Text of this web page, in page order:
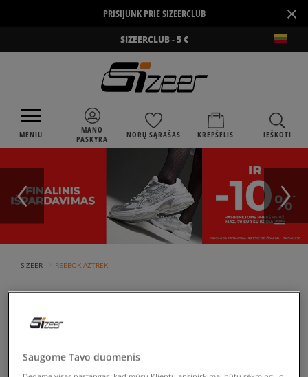
PRISIJUNK PRIE SIZEERCLUB ×
SIZEERCLUB - 5 €
MENIU
MANO
PASKYRA
NORŲ SĄRAŠAS KREPŠELIS IEŠKOTI
SIZEER REEBOK AZTREK
PAGAL ŠIĄ PAIEŠKĄ REZULTATŲ NERASTA.
PABANDYKITE TAIKYTI MAŽIAU FILTRŲ.
Saugome Tavo duomenis